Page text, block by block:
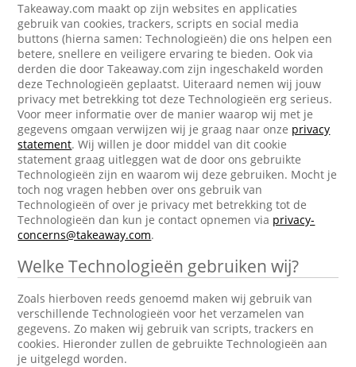
Takeaway.com maakt op zijn websites en applicaties
gebruik van cookies, trackers, scripts en social media
buttons (hierna samen: Technologieën) die ons helpen een
betere, snellere en veiligere ervaring te bieden. Ook via
derden die door Takeaway.com zijn ingeschakeld worden
deze Technologieën geplaatst. Uiteraard nemen wij jouw
privacy met betrekking tot deze Technologieën erg serieus.
Voor meer informatie over de manier waarop wij met je
gegevens omgaan verwijzen wij je graag naar onze privacy
statement. Wij willen je door middel van dit cookie
statement graag uitleggen wat de door ons gebruikte
Technologieën zijn en waarom wij deze gebruiken. Mocht je
toch nog vragen hebben over ons gebruik van
Technologieën of over je privacy met betrekking tot de
Technologieën dan kun je contact opnemen via privacy-
concerns@takeaway.com.
Welke Technologieën gebruiken wij?
Zoals hierboven reeds genoemd maken wij gebruik van
verschillende Technologieën voor het verzamelen van
gegevens. Zo maken wij gebruik van scripts, trackers en
cookies. Hieronder zullen de gebruikte Technologieën aan
je uitgelegd worden.